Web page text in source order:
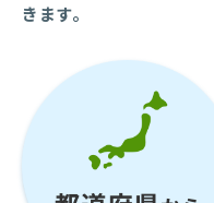
きます。